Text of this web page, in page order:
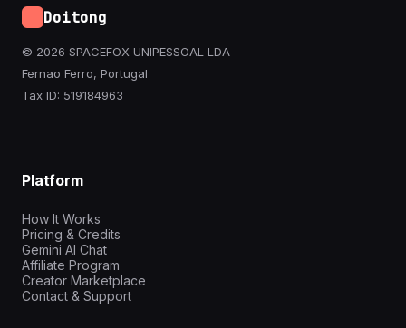
Doitong
© 2026 SPACEFOX UNIPESSOAL LDA
Fernao Ferro, Portugal
Tax ID: 519184963
Platform
How It Works
Pricing & Credits
Gemini AI Chat
Affiliate Program
Creator Marketplace
Contact & Support